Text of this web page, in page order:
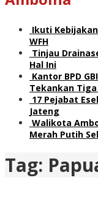
Ikuti
WFH
Tinjau
Hal Ini
Kantor BPD
Tekankan Tiga
17 Pejabat
Jateng
Walikota
Merah Putih
Tag: